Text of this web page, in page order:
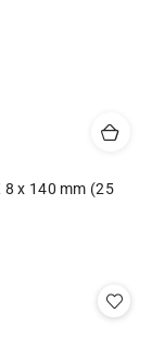
8 x 140 mm (25